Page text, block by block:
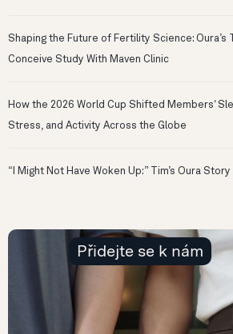
Shaping the Future of Fertility Science: Oura’s
Conceive Study With Maven Clinic
How the 2026 World Cup Shifted Members‘
Stress, and Activity Across the Globe
“I Might Not Have Woken Up:” Tim’s Oura Story
Přidejte se k nám